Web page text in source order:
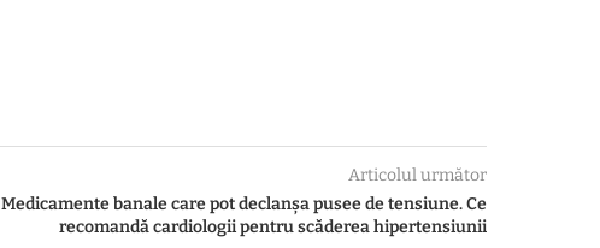
Articolul următor
Medicamente banale care pot declanșa pusee de tensiune. Ce
recomandă cardiologii pentru scăderea hipertensiunii